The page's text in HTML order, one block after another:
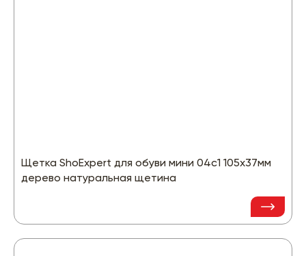
Щетка ShoExpert для обуви мини 04с1 105х37мм
дерево натуральная щетина